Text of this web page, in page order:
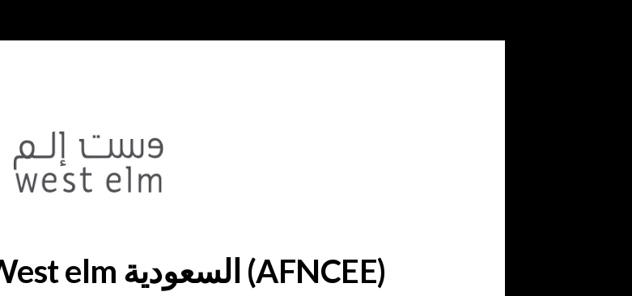
كود وست إلم - West elm السعودية (AFNCEE)